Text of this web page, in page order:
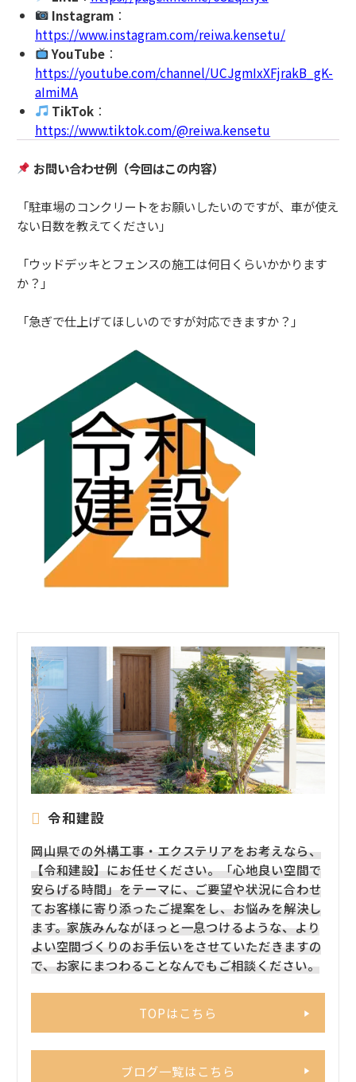
Instagram：
https://www.instagram.com/reiwa.kensetu/
YouTube：
https://youtube.com/channel/UCJgmIxXFjrakB_gK-
aImiMA
TikTok：
https://www.tiktok.com/@reiwa.kensetu
お問い合わせ例（今回はこの内容）
「駐車場のコンクリートをお願いしたいのですが、車が使え
ない日数を教えてください」
「ウッドデッキとフェンスの施工は何日くらいかかります
か？」
「急ぎで仕上げてほしいのですが対応できますか？」
令和建設
岡山県での外構工事・エクステリアをお考えなら、
【令和建設】にお任せください。「心地良い空間で
安らげる時間」をテーマに、ご要望や状況に合わせ
てお客様に寄り添ったご提案をし、お悩みを解決し
ます。家族みんながほっと一息つけるような、より
よい空間づくりのお手伝いをさせていただきますの
で、お家にまつわることなんでもご相談ください。
TOPはこちら
ブログ一覧はこちら